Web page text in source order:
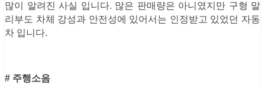
많이 알려진 사실 입니다. 많은 판매량은 아니였지만 구형 말
리부도 차체 강성과 안전성에 있어서는 인정받고 있었던 자동
차 입니다.
# 주행소음